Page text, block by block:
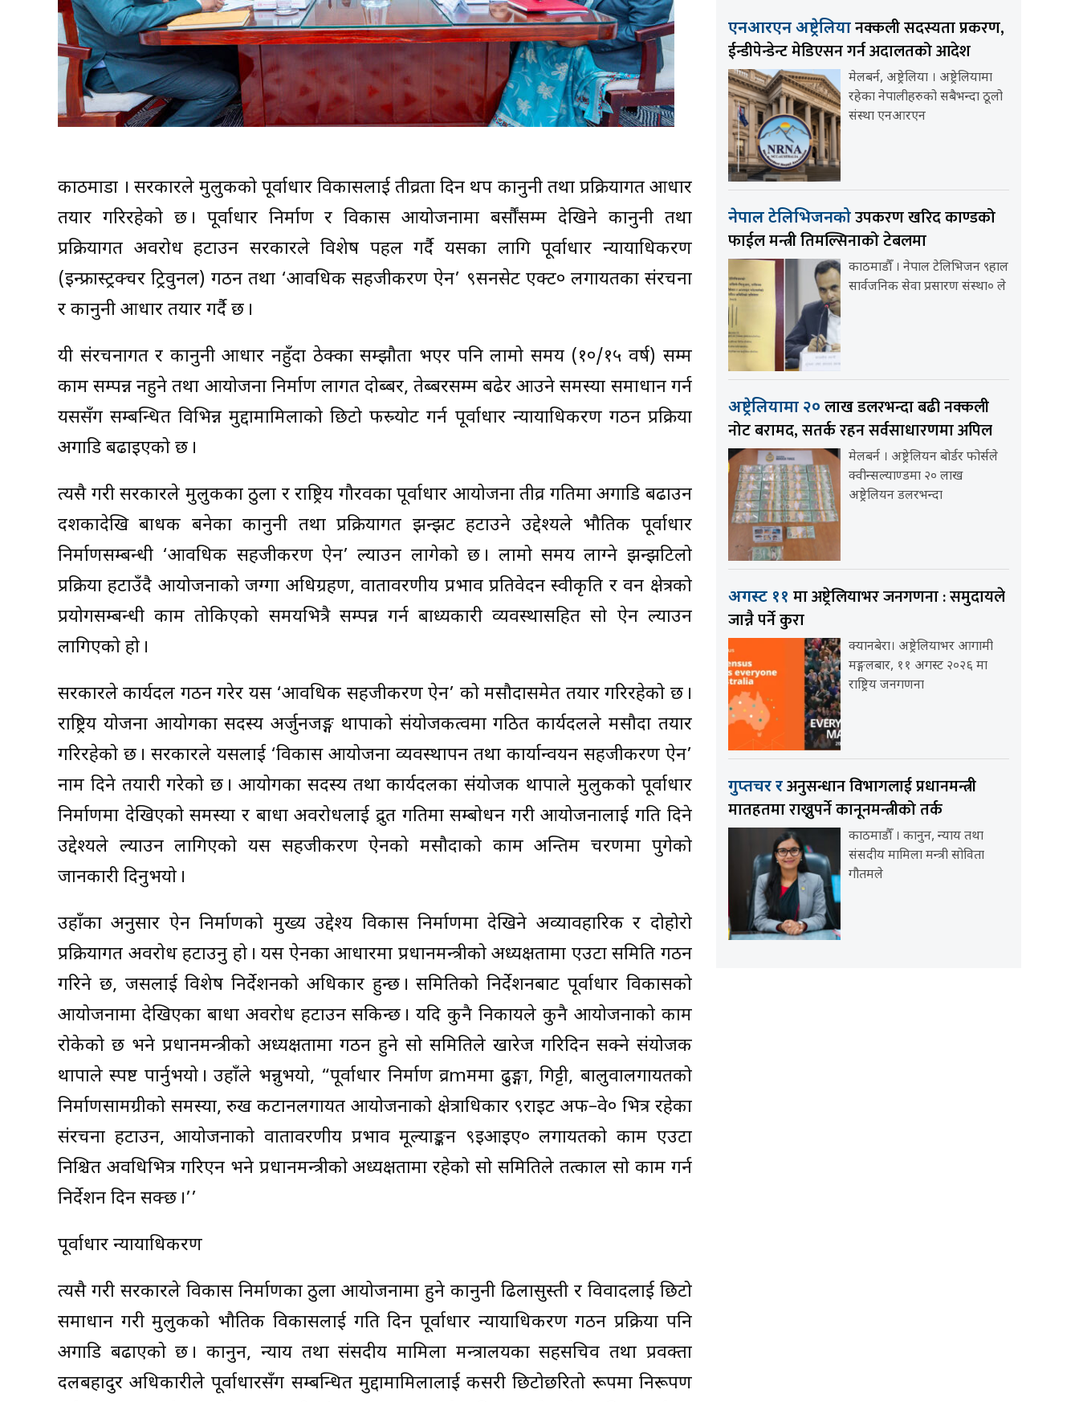
काठमाडौँ । सरकारले मुलुकको पूर्वाधार विकासलाई तीव्रता दिन थप कानुनी तथा प्रक्रियागत आधार
तयार गरिरहेको छ । पूर्वाधार निर्माण र विकास आयोजनामा बर्सौंसम्म देखिने कानुनी तथा
प्रक्रियागत अवरोध हटाउन सरकारले विशेष पहल गर्दै यसका लागि पूर्वाधार न्यायाधिकरण
(इन्फ्रास्ट्रक्चर ट्रिवुनल) गठन तथा ‘आवधिक सहजीकरण ऐन’ ९सनसेट एक्ट० लगायतका संरचना
र कानुनी आधार तयार गर्दै छ ।
यी संरचनागत र कानुनी आधार नहुँदा ठेक्का सम्झौता भएर पनि लामो समय (१०/१५ वर्ष) सम्म
काम सम्पन्न नहुने तथा आयोजना निर्माण लागत दोब्बर, तेब्बरसम्म बढेर आउने समस्या समाधान गर्न
यससँग सम्बन्धित विभिन्न मुद्दामामिलाको छिटो फस्र्योट गर्न पूर्वाधार न्यायाधिकरण गठन प्रक्रिया
अगाडि बढाइएको छ ।
त्यसै गरी सरकारले मुलुकका ठुला र राष्ट्रिय गौरवका पूर्वाधार आयोजना तीव्र गतिमा अगाडि बढाउन
दशकौँदेखि बाधक बनेका कानुनी तथा प्रक्रियागत झन्झट हटाउने उद्देश्यले भौतिक पूर्वाधार
निर्माणसम्बन्धी ‘आवधिक सहजीकरण ऐन’ ल्याउन लागेको छ । लामो समय लाग्ने झन्झटिलो
प्रक्रिया हटाउँदै आयोजनाको जग्गा अधिग्रहण, वातावरणीय प्रभाव प्रतिवेदन स्वीकृति र वन क्षेत्रको
प्रयोगसम्बन्धी काम तोकिएको समयभित्रै सम्पन्न गर्न बाध्यकारी व्यवस्थासहित सो ऐन ल्याउन
लागिएको हो ।
सरकारले कार्यदल गठन गरेर यस ‘आवधिक सहजीकरण ऐन’ को मसौदासमेत तयार गरिरहेको छ ।
राष्ट्रिय योजना आयोगका सदस्य अर्जुनजङ्ग थापाको संयोजकत्वमा गठित कार्यदलले मसौदा तयार
गरिरहेको छ । सरकारले यसलाई ‘विकास आयोजना व्यवस्थापन तथा कार्यान्वयन सहजीकरण ऐन’
नाम दिने तयारी गरेको छ । आयोगका सदस्य तथा कार्यदलका संयोजक थापाले मुलुकको पूर्वाधार
निर्माणमा देखिएको समस्या र बाधा अवरोधलाई द्रुत गतिमा सम्बोधन गरी आयोजनालाई गति दिने
उद्देश्यले ल्याउन लागिएको यस सहजीकरण ऐनको मसौदाको काम अन्तिम चरणमा पुगेको
जानकारी दिनुभयो ।
उहाँका अनुसार ऐन निर्माणको मुख्य उद्देश्य विकास निर्माणमा देखिने अव्यावहारिक र दोहोरो
प्रक्रियागत अवरोध हटाउनु हो । यस ऐनका आधारमा प्रधानमन्त्रीको अध्यक्षतामा एउटा समिति गठन
गरिने छ, जसलाई विशेष निर्देशनको अधिकार हुन्छ । समितिको निर्देशनबाट पूर्वाधार विकासको
आयोजनामा देखिएका बाधा अवरोध हटाउन सकिन्छ । यदि कुनै निकायले कुनै आयोजनाको काम
रोकेको छ भने प्रधानमन्त्रीको अध्यक्षतामा गठन हुने सो समितिले खारेज गरिदिन सक्ने संयोजक
थापाले स्पष्ट पार्नुभयो । उहाँले भन्नुभयो, “पूर्वाधार निर्माण व्रmममा ढुङ्गा, गिट्टी, बालुवालगायतको
निर्माणसामग्रीको समस्या, रुख कटानलगायत आयोजनाको क्षेत्राधिकार ९राइट अफ–वे० भित्र रहेका
संरचना हटाउन, आयोजनाको वातावरणीय प्रभाव मूल्याङ्कन ९इआइए० लगायतको काम एउटा
निश्चित अवधिभित्र गरिएन भने प्रधानमन्त्रीको अध्यक्षतामा रहेको सो समितिले तत्काल सो काम गर्न
निर्देशन दिन सक्छ ।’’
पूर्वाधार न्यायाधिकरण
त्यसै गरी सरकारले विकास निर्माणका ठुला आयोजनामा हुने कानुनी ढिलासुस्ती र विवादलाई छिटो
समाधान गरी मुलुकको भौतिक विकासलाई गति दिन पूर्वाधार न्यायाधिकरण गठन प्रक्रिया पनि
अगाडि बढाएको छ । कानुन, न्याय तथा संसदीय मामिला मन्त्रालयका सहसचिव तथा प्रवक्ता
दलबहादुर अधिकारीले पूर्वाधारसँग सम्बन्धित मुद्दामामिलालाई कसरी छिटोछरितो रूपमा निरूपण
एनआरएन अष्ट्रेलियानक्कली सदस्यता प्रकरण,
ईन्डीपेन्डेन्ट मेडिएसन गर्न अदालतको आदेश
मेलबर्न, अष्ट्रेलिया । अष्ट्रेलियामा
रहेका नेपालीहरुको सबैभन्दा ठूलो
संस्था एनआरएन
नेपाल टेलिभिजनकोउपकरण खरिद काण्डको
फाईल मन्त्री तिमल्सिनाको टेबलमा
काठमाडौँ । नेपाल टेलिभिजन ९हाल
सार्वजनिक सेवा प्रसारण संस्था० ले
अष्ट्रेलियामा २० लाख डलरभन्दा बढी नक्कली
नोट बरामद, सतर्क रहन सर्वसाधारणमा अपिल
मेलबर्न । अष्ट्रेलियन बोर्डर फोर्सले
क्वीन्सल्याण्डमा २० लाख
अष्ट्रेलियन डलरभन्दा
अगस्ट ११ मा अष्ट्रेलियाभर जनगणना : समुदायले
जान्नै पर्ने कुरा
क्यानबेरा। अष्ट्रेलियाभर आगामी
मङ्गलबार, ११ अगस्ट २०२६ मा
राष्ट्रिय जनगणना
गुप्तचर रअनुसन्धान विभागलाई प्रधानमन्त्री
मातहतमा राख्नुपर्ने कानूनमन्त्रीको तर्क
काठमाडौँ । कानुन, न्याय तथा
संसदीय मामिला मन्त्री सोविता
गौतमले